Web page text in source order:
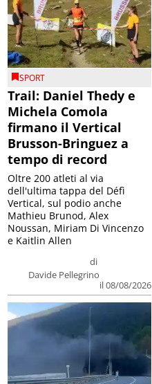
SPORT
Trail: Daniel Thedy e
Michela Comola
firmano il Vertical
Brusson-Bringuez a
tempo di record
di
Davide Pellegrino
il 08/08/2026
Oltre 200 atleti al via
dell'ultima tappa del Défì
Vertical, sul podio anche
Mathieu Brunod, Alex
Noussan, Miriam Di Vincenzo
e Kaitlin Allen